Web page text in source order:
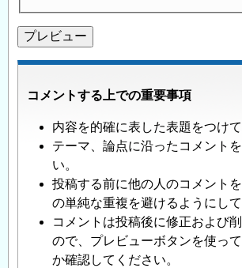
コメントする上での重要事項
内容を的確に表した表題をつけて
テーマ、論点に沿ったコメント
い。
投稿する前に他の人のコメント
の単純な重複を避けるようにして
コメントは投稿後に修正および
ので、プレビューボタンを使っ
か確認してください。